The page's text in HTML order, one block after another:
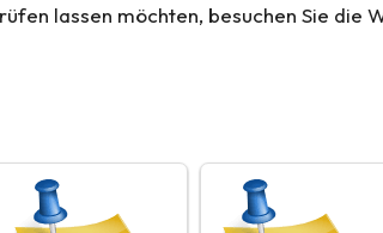
lassen möchten, besuchen Sie die